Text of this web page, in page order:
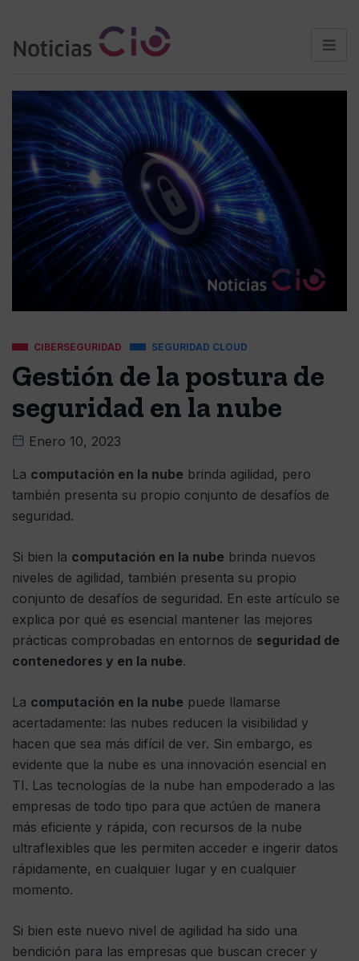
CIBERSEGURIDAD SEGURIDAD CLOUD
Gestión de la postura de
seguridad en la nube
Enero 10, 2023
La computación en la nube brinda agilidad, pero
también presenta su propio conjunto de desafíos de
seguridad.
Si bien la computación en la nube brinda nuevos
niveles de agilidad, también presenta su propio
conjunto de desafíos de seguridad. En este artículo se
explica por qué es esencial mantener las mejores
prácticas comprobadas en entornos de seguridad de
contenedores y en la nube.
La computación en la nube puede llamarse
acertadamente: las nubes reducen la visibilidad y
hacen que sea más difícil de ver. Sin embargo, es
evidente que la nube es una innovación esencial en
TI. Las tecnologías de la nube han empoderado a las
empresas de todo tipo para que actúen de manera
más eficiente y rápida, con recursos de la nube
ultraflexibles que les permiten acceder e ingerir datos
rápidamente, en cualquier lugar y en cualquier
momento.
Si bien este nuevo nivel de agilidad ha sido una
bendición para las empresas que buscan crecer y